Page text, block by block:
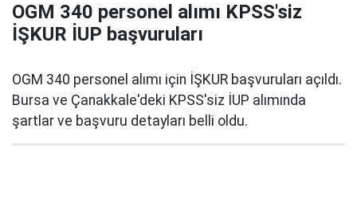
OGM 340 personel alımı KPSS'siz
İŞKUR İUP başvuruları
OGM 340 personel alımı için İŞKUR başvuruları açıldı.
Bursa ve Çanakkale'deki KPSS'siz İUP alımında
şartlar ve başvuru detayları belli oldu.